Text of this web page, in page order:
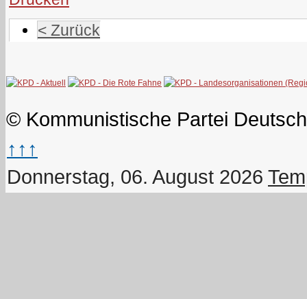
< Zurück
© Kommunistische Partei
↑↑↑
Donnerstag, 06. August 2026